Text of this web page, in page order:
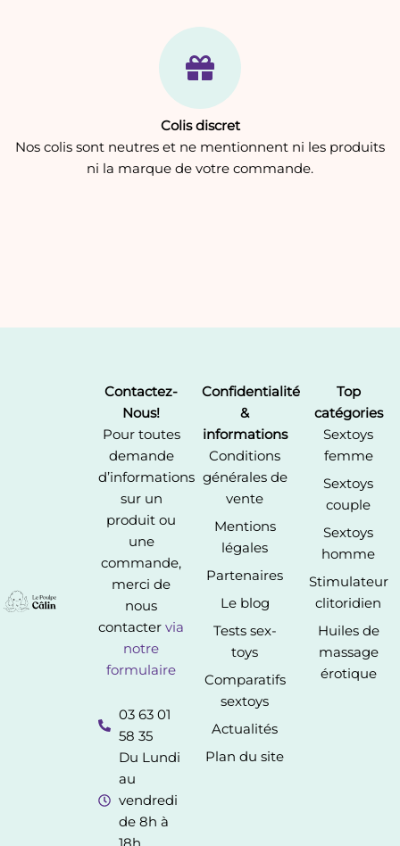
Colis discret
Nos colis sont neutres et ne mentionnent ni les produits
ni la marque de votre commande.
Contactez-
Nous!
Pour toutes
demande
d’informations
sur un
produit ou
une
commande,
merci de
nous
contactervia
notre
formulaire
03 63 01
58 35
Du Lundi
au
vendredi
de 8h à
Confidentialité
&
informations
Conditions
générales de
vente
Mentions
légales
Partenaires
Le blog
Tests sex-
toys
Comparatifs
sextoys
Actualités
Plan du site
Top
catégories
Sextoys
femme
Sextoys
couple
Sextoys
homme
Stimulateur
clitoridien
Huiles de
massage
érotique